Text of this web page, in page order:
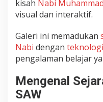
l
J
b
b
a
:
M
kisah Nabi
visual dan interaktif.
Galeri ini memadukan
Nabi dengan teknologi
pengalaman belajar
Mengenal
SAW